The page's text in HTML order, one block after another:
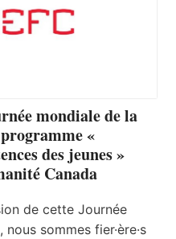
mondiale de la
«
des jeunes »
Canada
de cette Journée
sommes fier·ère·s